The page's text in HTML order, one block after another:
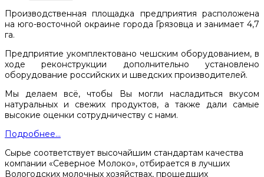
Производственная площадка предприятия расположена
на юго-восточной окраине города Грязовца и занимает 4,7
га.
Предприятие укомплектовано чешским оборудованием, в
ходе реконструкции дополнительно установлено
оборудование российских и шведских производителей.
Мы делаем всё, чтобы Вы могли насладиться вкусом
натуральных и свежих продуктов, а также дали самые
высокие оценки сотрудничеству с нами.
Подробнее...
Сырье соответствует высочайшим стандартам качества
компании «Северное Молоко», отбирается в лучших
Вологодских молочных хозяйствах, прошедших